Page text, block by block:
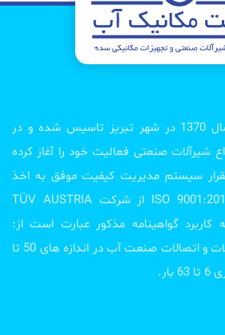
شرکت مکانیک آب در سال 1370 در شهر تبریز تاسیس شده و در
شیرآلات صنعتی فعالیت خود را آغاز کرده
سیستم مدیریت کیفیت موفق به اخذ
گواهینامه بین المللی ISO 9001:2015 از شرکت TÜV AUSTRIA
گواهینامه مذکور عبارت است از:
طراحي و تولید انواع شیرآلات و اتصالات صنعت آب در اندازه های 50 تا